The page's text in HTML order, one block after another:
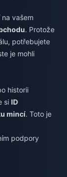
vašem
. Protože
potřebujete
je mohli
historii
si ID
mincí. Toto je
podpory